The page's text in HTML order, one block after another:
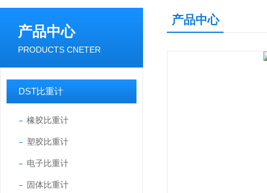
产品中心
PRODUCTS CNETER
DST比重计
橡胶比重计
塑胶比重计
电子比重计
固体比重计
产品中心